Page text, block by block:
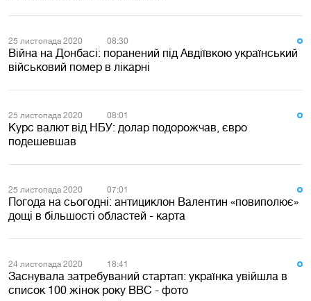
25 листопада 2020 08:30
Війна на Донбасі: поранений під Авдіївкою український
військовий помер в лікарні
25 листопада 2020 08:01
Курс валют від НБУ: долар подорожчав, євро
подешевшав
25 листопада 2020 07:01
Погода на сьогодні: антициклон Валентин «повиполює»
дощі в більшості областей - карта
24 листопада 2020 18:41
Заснувала затребуваний стартап: українка увійшла в
список 100 жінок року BBC - фото